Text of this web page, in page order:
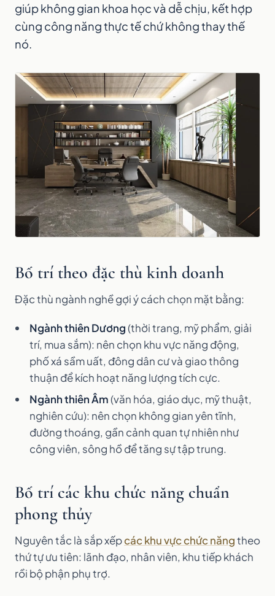
giúp không gian khoa học và dễ chịu, kết hợp
cùng công năng thực tế chứ không thay thế
nó.
Bố trí theo đặc thù kinh doanh
Đặc thù ngành nghề gợi ý cách chọn mặt bằng:
Ngành thiên Dương(thời trang, mỹ phẩm, giải
trí, mua sắm): nên chọn khu vực năng động,
phố xá sầm uất, đông dân cư và giao thông
thuận để kích hoạt năng lượng tích cực.
Ngành thiên Âm(văn hóa, giáo dục, mỹ thuật,
nghiên cứu): nên chọn không gian yên tĩnh,
đường thoáng, gần cảnh quan tự nhiên như
công viên, sông hồ để tăng sự tập trung.
Bố trí các khu chức năng chuẩn
phong thủy
Nguyên tắc là sắp xếpcác khu vực chức năngtheo
thứ tự ưu tiên: lãnh đạo, nhân viên, khu tiếp khách
rồi bộ phận phụ trợ.